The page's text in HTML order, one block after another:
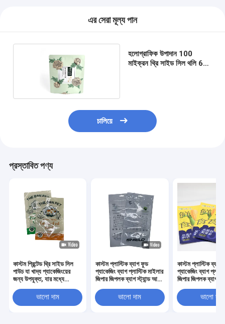
এর সেরা মূল্য পান
হলোগ্রাফিক উপাদান 100
মাইক্রন থ্রি সাইড সিল থলি 65
চালিয়ে
প্রস্তাবিত পণ্য
কাস্টম প্রিন্টেড থ্রি সাইড সিল
পাউচ যা খাদ্য প্যাকেজিংয়ের
জন্য উপযুক্ত, যার মধ্যে
এবং শুকনো খাবার অন্তর্ভুক্ত
রয়েছে, টিয়ার নচ এবং জিপার সহ
ভালো দাম
কাস্টম প্লাস্টিক ব্যাগ ফুড
প্যাকেজিং ব্যাগ প্লাস্টিক মাইলার
জিপার জিপলক ব্যাগ স্ট্যান্ড আপ
মশলা প্যাকেজিংভালো দাম
কাস্টম প্লাস্টিক ব্যাগ
প্যাকেজিং ব্যাগ
জিপার জিপলক ব্যাগ
মশলা প্যাকেজিংভালো দাম